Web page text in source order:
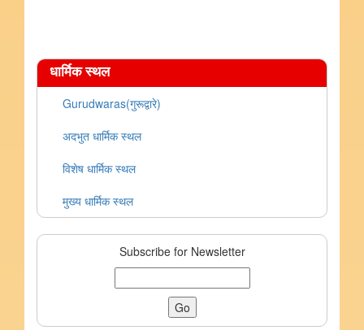
धार्मिक स्थल
Gurudwaras(गुरूद्वारे)
अदभुत धार्मिक स्थल
विशेष धार्मिक स्थल
मुख्य धार्मिक स्थल
Subscribe for Newsletter